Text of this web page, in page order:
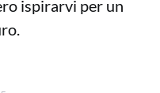
ispirarvi per un